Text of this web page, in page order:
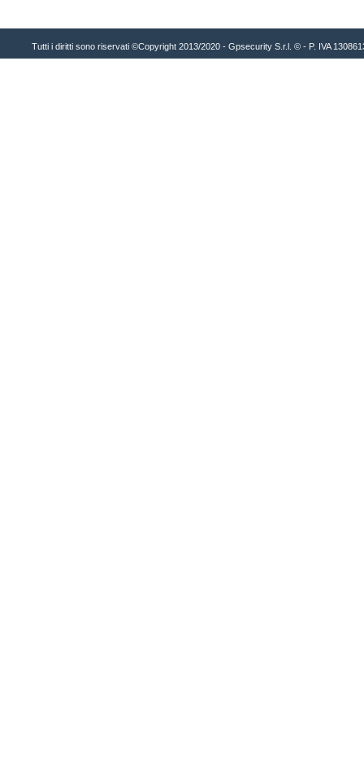
Tutti i diritti sono riservati ©Copyright 2013/2020 - Gpsecurity S.r.l. © - P. IVA